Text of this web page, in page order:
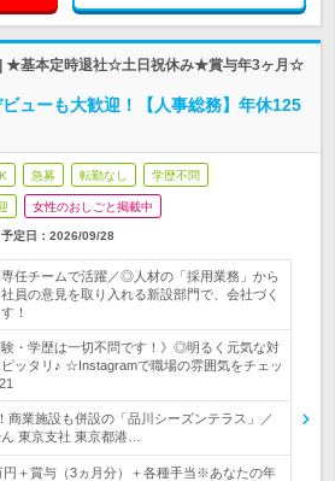
| ★基本定時退社☆土日祝休み★賞与年3ヶ月☆
ューも大歓迎！【人事総務】年休125
急募 転勤なし 学歴不問
女性のおしごと掲載中
定日： 2026/09/28
任チームで活躍／◎人材の「採用業務」から
員の意見を取り入れる新設部門で、会社づく
！
験・学歴は一切不問です！》◎明るく元気な対
ッタリ♪ ☆Instagramで職場の雰囲気をチェッ
商業施設も併設の「品川シーズンテラス」／
東京支社 東京都港…
円＋賞与（3ヵ月分）＋各種手当※あなたの年